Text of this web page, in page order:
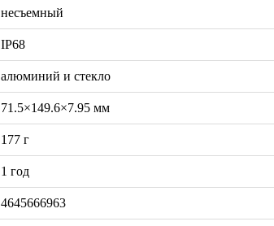
несъемный
IP68
алюминий и стекло
71.5×149.6×7.95 мм
177 г
1 год
4645666963